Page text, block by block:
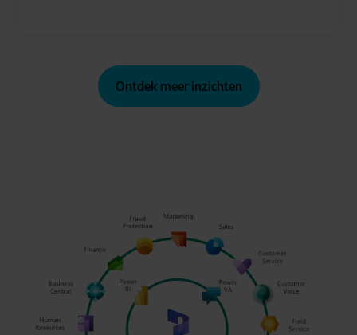
Ontdek meer inzichten